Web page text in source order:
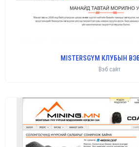
MISTERSGYM КЛУБЫН
Вэб сайт